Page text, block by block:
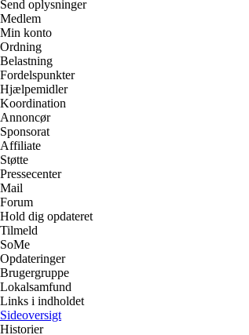
Send oplysninger
Medlem
Min konto
Ordning
Belastning
Fordelspunkter
Hjælpemidler
Koordination
Annoncør
Sponsorat
Affiliate
Støtte
Pressecenter
Mail
Forum
Hold dig opdateret
Tilmeld
SoMe
Opdateringer
Brugergruppe
Lokalsamfund
Links i indholdet
Sideoversigt
Historier